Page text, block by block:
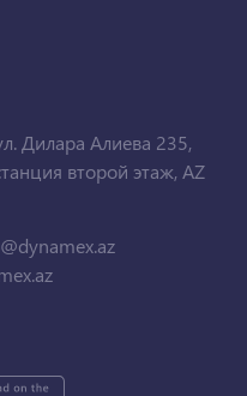
Дилара Алиева 235,
второй этаж, AZ